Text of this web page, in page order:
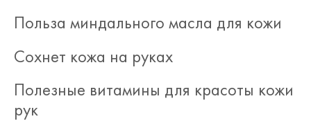
Польза миндального масла для кожи
Сохнет кожа на руках
Полезные витамины для красоты кожи
рук